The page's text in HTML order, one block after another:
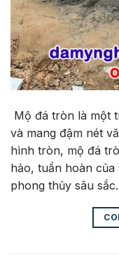
Mộ đá tròn là một
và mang đậm nét
hình tròn, mộ đá
hảo, tuần hoàn
phong thủy sâu